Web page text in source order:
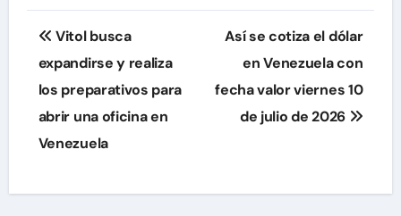
Navegación
de
entradas
Vitol busca
expandirse y realiza
los preparativos para
abrir una oficina en
Venezuela
Así se cotiza el dólar
en Venezuela con
fecha valor viernes 10
de julio de 2026